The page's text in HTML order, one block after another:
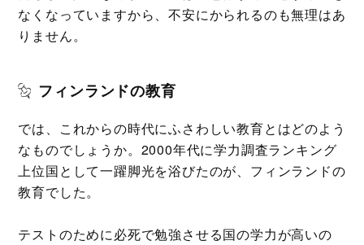
なくなっていますから、不安にかられるのも無理はあ
りません。
フィンランドの教育
では、これからの時代にふさわしい教育とはどのよう
なものでしょうか。2000年代に学力調査ランキング
上位国として一躍脚光を浴びたのが、フィンランドの
教育でした。
テストのために必死で勉強させる国の学力が高いの